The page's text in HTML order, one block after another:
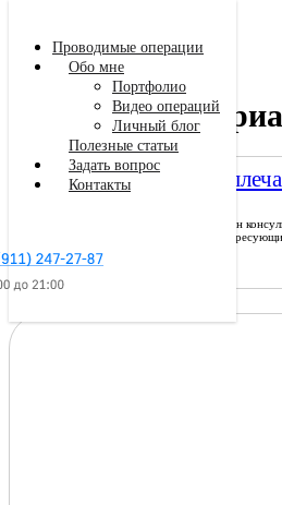
Полезные
Страдаешь от вывиха
Онлайн-консультация Получите онлайн
сейчас! Вы можете задать любой
Проводимые операции
Обо мне
Портфолио
Видео операций
Личный блог
Полезные статьи
Задать вопрос
Контакты